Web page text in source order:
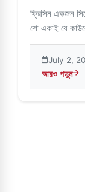
ফ্রিসিন একজন
শো একাই যে
July 2,
আরও পড়ুন
about